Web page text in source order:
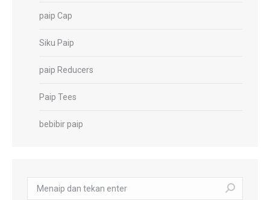
paip Cap
Siku Paip
paip Reducers
Paip Tees
bebibir paip
carian: